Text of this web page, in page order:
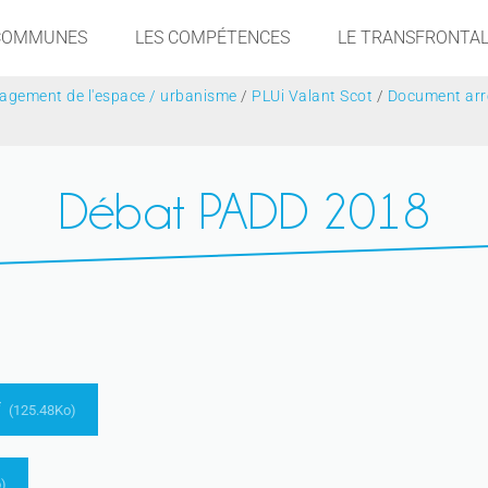
LES COMPÉTENCES LE
de l'espace / urbanisme / PLUi Valant Scot / Document
Débat PADD 2018
(125.48Ko)